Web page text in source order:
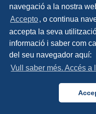
navegació a la nostra
Accepto, o continua
accepta la seva
informació i saber com
del seu navegador aquí:
Vull saber més. Accés